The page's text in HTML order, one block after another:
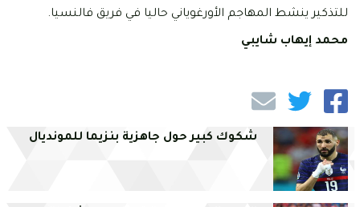
للتذكير ينشط المهاجم الأورغوياني حاليا في فريق فالنسيا.
محمد إيهاب شايبي
شكوك كبير حول جاهزية بنزيما للمونديال